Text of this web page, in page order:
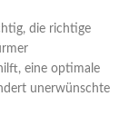
die richtige
eine optimale
unerwünschte